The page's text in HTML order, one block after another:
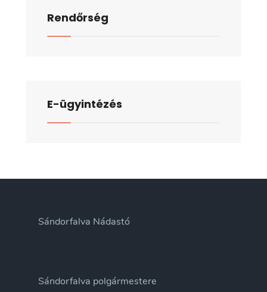
Rendőrség
E-ügyintézés
Sándorfalva Nádastó
Sándorfalva polgármestere